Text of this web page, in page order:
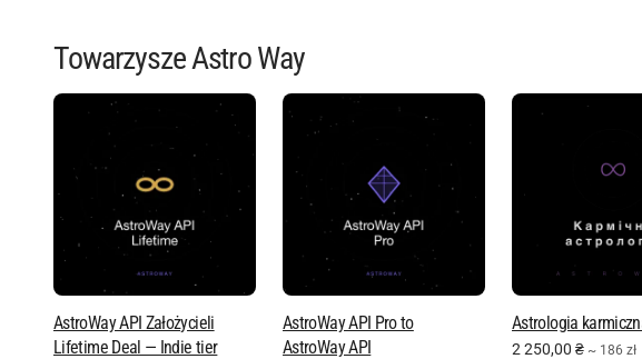
Towarzysze Astro Way
AstroWay API Założycieli
Lifetime Deal — Indie tier
AstroWay API Pro to
AstroWay API
Astrologia
2 250,00 ₴ ~ 186 zł